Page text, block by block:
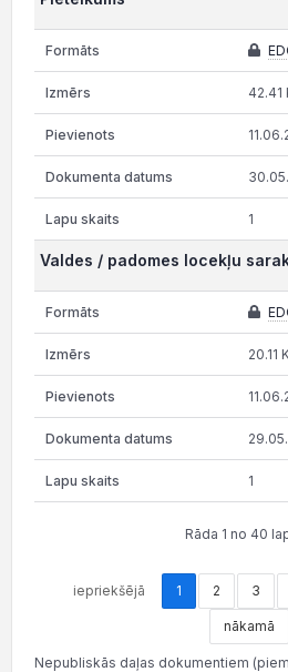
42.41
1
Valdes / padomes locekļu
20.11
1
Rāda 1 no 40
iepriekšējā 1 2 3
nākamā
Nepubliskās daļas dokumentiem